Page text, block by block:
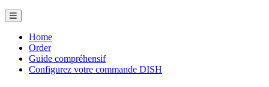
Home
Order
Guide compréhensif
Configurez votre commande DISH